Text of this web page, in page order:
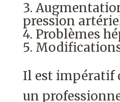
pression
Problèmes
Il est impératif
un